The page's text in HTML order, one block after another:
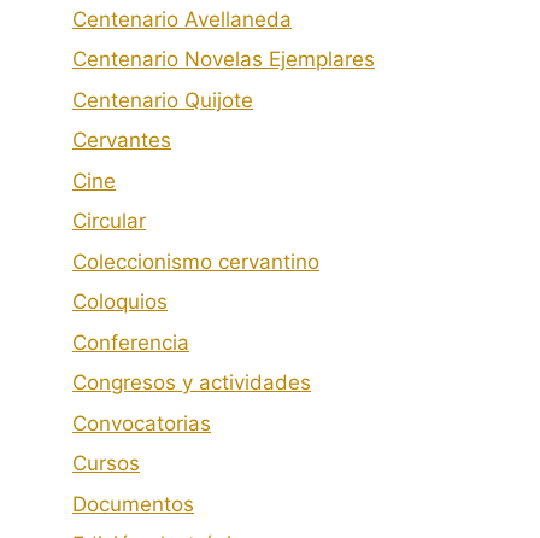
Centenario Avellaneda
Centenario Novelas Ejemplares
Centenario Quijote
Cervantes
Cine
Circular
Coleccionismo cervantino
Coloquios
Conferencia
Congresos y actividades
Convocatorias
Cursos
Documentos